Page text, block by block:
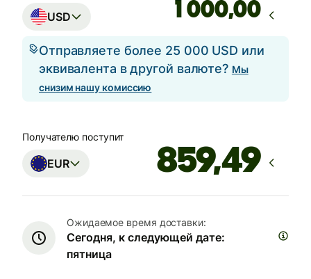
USD ,00
Отправляете более 25 000 USD или
эквивалента в другой валюте? Мы
снизим нашу комиссию
Получателю поступит
EUR
Ожидаемое время доставки:
Сегодня, к следующей дате:
пятница